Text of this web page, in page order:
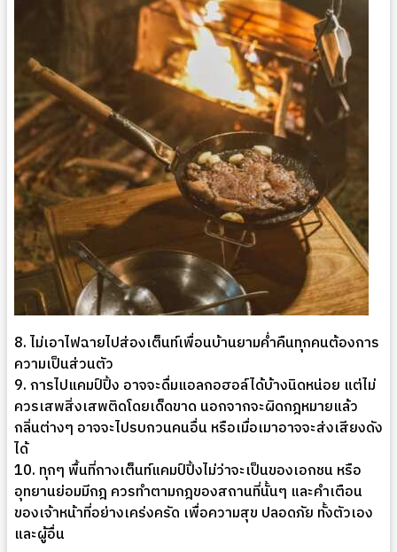
8. ไม่เอาไฟฉายไปส่องเต็นท์เพื่อนบ้านยามค่ำคืนทุกคนต้องการ
ความเป็นส่วนตัว
9. การไปแคมป์ปิ้ง อาจจะดื่มแอลกอฮอล์ได้บ้างนิดหน่อย แต่ไม่
ควรเสพสิ่งเสพติดโดยเด็ดขาด นอกจากจะผิดกฎหมายแล้ว
กลิ่นต่างๆ อาจจะไปรบกวนคนอื่น หรือเมื่อเมาอาจจะส่งเสียงดัง
ได้
10. ทุกๆ พื้นที่กางเต็นท์แคมป์ปิ้งไม่ว่าจะเป็นของเอกชน หรือ
อุทยานย่อมมีกฎ ควรทำตามกฎของสถานที่นั้นๆ และคำเตือน
ของเจ้าหน้าที่อย่างเคร่งครัด เพื่อความสุข ปลอดภัย ทั้งตัวเอง
และผู้อื่น